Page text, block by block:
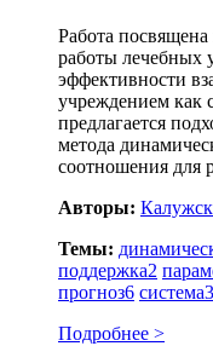
Работа
работы лечебных
эффективности
учреждением как
предлагается
метода
соотношения для
Авторы:
Темы:
поддержка2
прогноз6 система3
Подробнее >